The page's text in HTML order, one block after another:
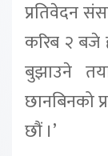
प्रतिवेदन
करिब २ बजे
बुझाउने
छानबिनको
छौं ।’